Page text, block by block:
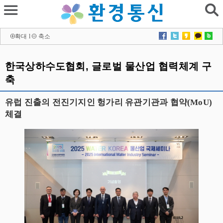
확대 l 축소
한국상하수도협회, 글로벌 물산업 협력체계 구
축
유럽 진출의 전진기지인 헝가리 유관기관과 협약(MoU)
체결